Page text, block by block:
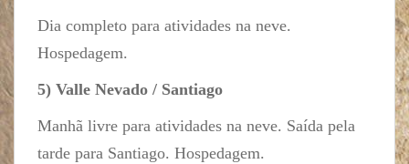
Dia completo para atividades na neve.
Hospedagem.
5) Valle Nevado / Santiago
Manhã livre para atividades na neve. Saída pela
tarde para Santiago. Hospedagem.